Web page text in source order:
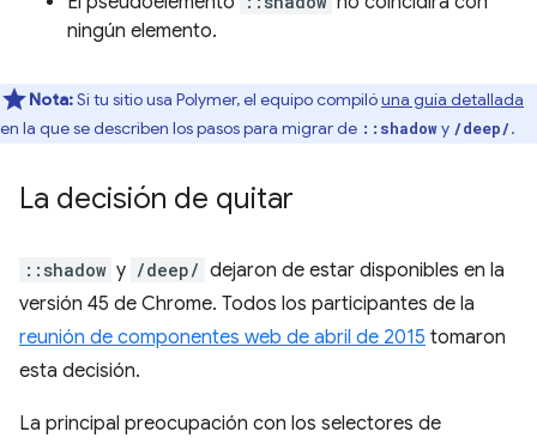
ningún elemento.
Nota:Si tu sitio usa Polymer, el equipo compilóuna guía detallada
en la que se describen los pasos para migrar de ::shadowy /deep/.
La decisión de quitar
::shadow y /deep/ dejaron de estar disponibles en la
versión 45 de Chrome. Todos los participantes de la
reunión de componentes web de abril de 2015 tomaron
esta decisión.
La principal preocupación con los selectores de